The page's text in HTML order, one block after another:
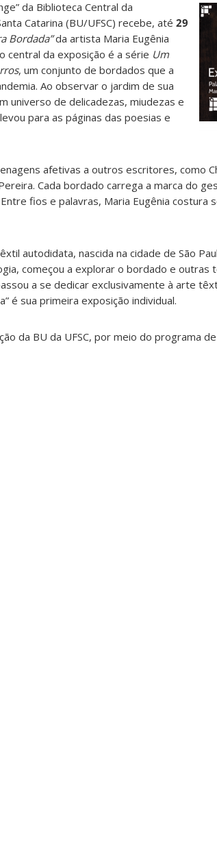
da Biblioteca Central da
Catarina (BU/UFSC) recebe, até 29
Bordada”da artista Maria Eugênia
central da exposição é a série Um
, um conjunto de bordados que a
Ao observar o jardim de sua
universo de delicadezas, miudezas e
para as páginas das poesias e
afetivas a outros escritores, como
Cada bordado carrega a marca do
fios e palavras, Maria Eugênia costura
autodidata, nascida na cidade de São
começou a explorar o bordado e outras
a se dedicar exclusivamente à arte
é sua primeira exposição individual.
da BU da UFSC, por meio do programa